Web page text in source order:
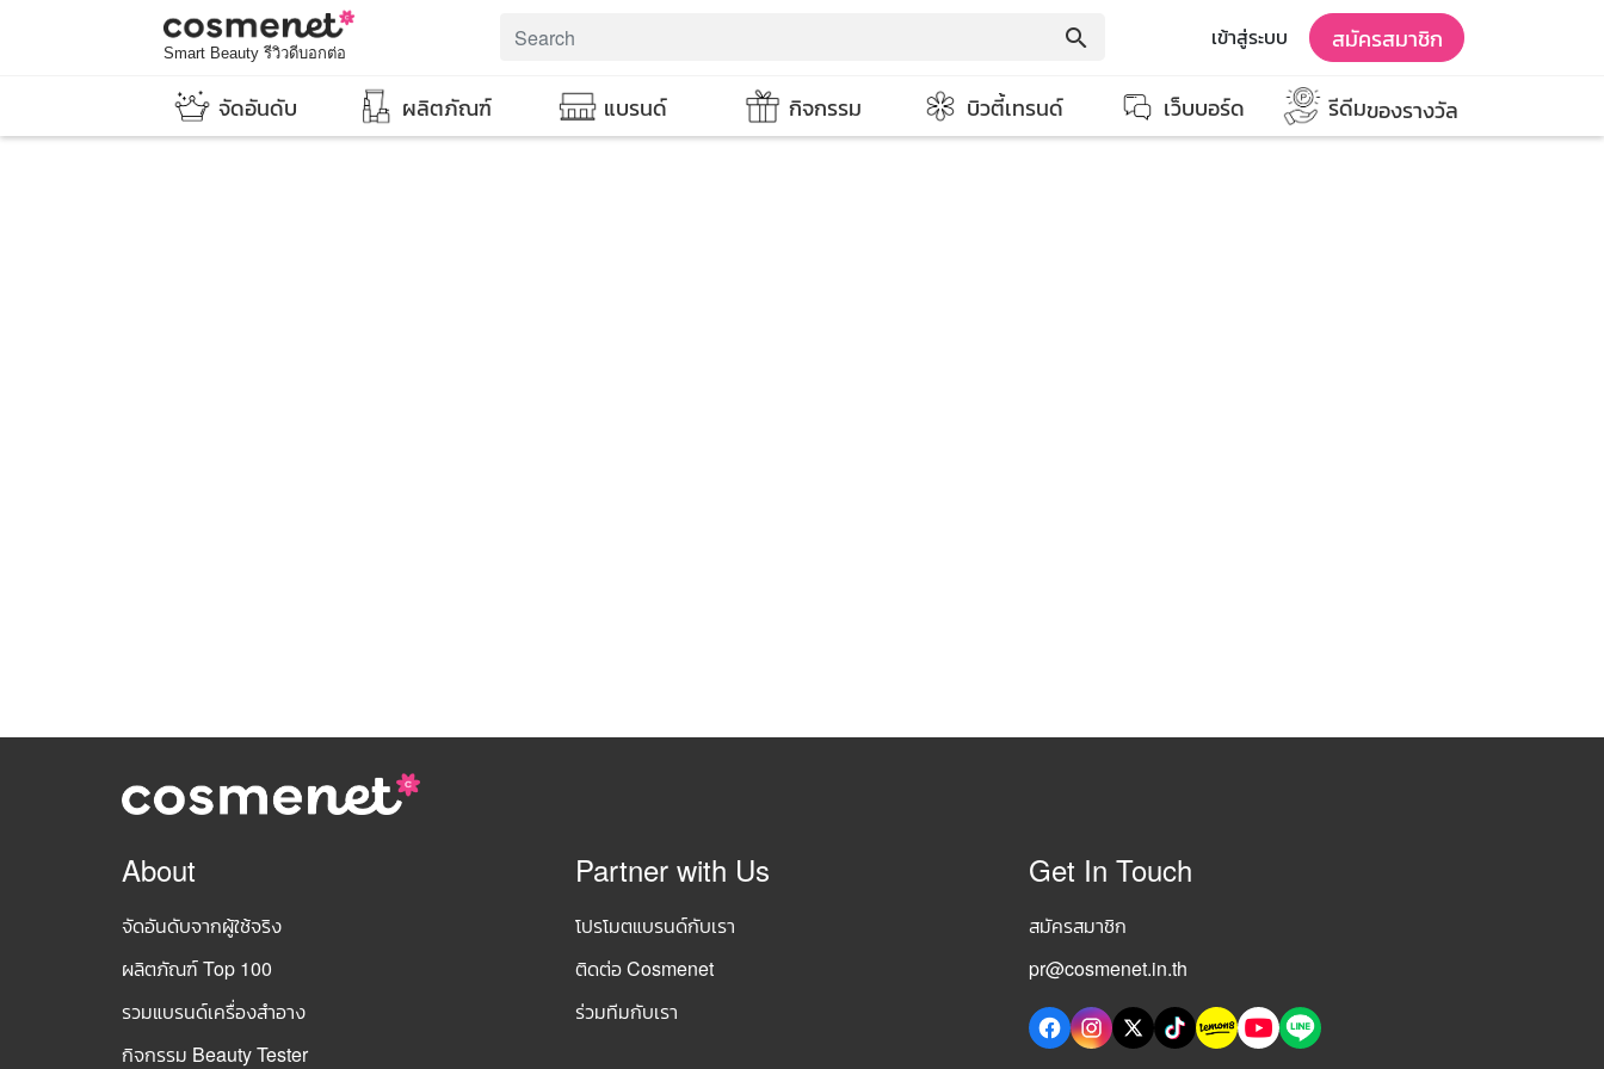
Smart Beauty รีวิวดีบอกต่อ
search เข้าสู่ระบบ สมัครสมาชิก
จัดอันดับ ผลิตภัณฑ์ แบรนด์ กิจกรรม บิวตี้เทรนด์ เว็บบอร์ด รีดีมของรางวัล
About
จัดอันดับจากผู้ใช้จริง
ผลิตภัณฑ์ Top 100
รวมแบรนด์เครื่องสำอาง
กิจกรรม Beauty Tester
Partner with Us
โปรโมตแบรนด์กับเรา
ติดต่อ Cosmenet
ร่วมทีมกับเรา
Get In Touch
สมัครสมาชิก
pr@cosmenet.in.th